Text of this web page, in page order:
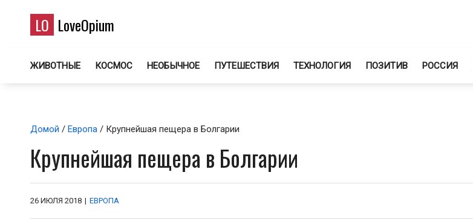
LO LoveOpium
ЖИВОТНЫЕ КОСМОС НЕОБЫЧНОЕ ПУТЕШЕСТВИЯ ТЕХНОЛОГИЯ ПОЗИТИВ РОССИЯ
Домой / Европа / Крупнейшая пещера в Болгарии
Крупнейшая пещера в Болгарии
26 ИЮЛЯ 2018 | ЕВРОПА